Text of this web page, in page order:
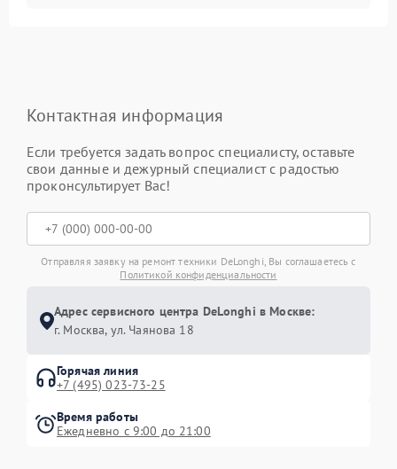
Контактная информация
Если требуется задать вопрос специалисту, оставьте
свои данные и дежурный специалист с радостью
проконсультирует Вас!
Отправляя заявку на ремонт техники DeLonghi, Вы соглашаетесь с
Политикой конфиденциальности
Адрес сервисного центра DeLonghi в Москве:
г. Москва, ул. Чаянова 18
Горячая линия
+7 (495) 023-73-25
Время работы
Ежедневно с 9:00 до 21:00